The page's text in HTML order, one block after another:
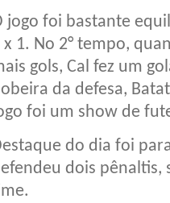
jogo foi bastante
x 1. No 2° tempo,
gols, Cal fez um
da defesa,
foi um show de
do dia foi
dois pênaltis,